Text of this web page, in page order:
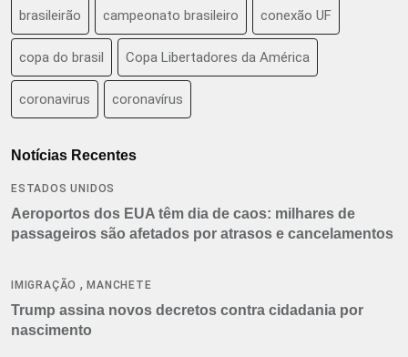
brasileirão campeonato brasileiro conexão UF
copa do brasil Copa Libertadores da América
coronavirus coronavírus
Notícias Recentes
ESTADOS UNIDOS
Aeroportos dos EUA têm dia de caos: milhares de
passageiros são afetados por atrasos e cancelamentos
IMIGRAÇÃO ,MANCHETE
Trump assina novos decretos contra cidadania por
nascimento